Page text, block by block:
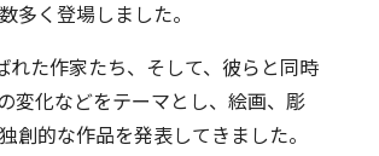
多く登場しました。
れた作家たち、そして、彼らと同時
変化などをテーマとし、絵画、彫
的な作品を発表してきました。